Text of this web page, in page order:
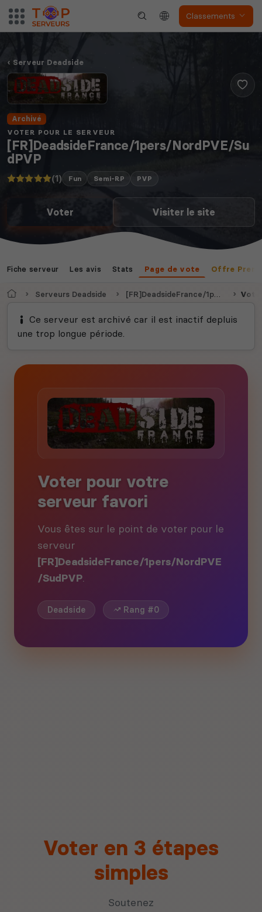
Classements
Serveur Deadside
Archivé
VOTER POUR LE SERVEUR
[FR]DeadsideFrance/1pers/NordPVE/Su
dPVP
(1) Fun Semi-RP PVP
Voter Visiter le site
Fiche serveur Les avis Stats Page de vote Offre
AccueilServeurs Deadside [FR]DeadsideFrance/1pers/NordPVE/SudPVP
Ce serveur est archivé car il est inactif depluis
une trop longue période.
Voter pour votre
serveur favori
Vous êtes sur le point de voter pour le
serveur
[FR]DeadsideFrance/1pers/NordPVE
/SudPVP.
Deadside Rang #0
Voter en 3 étapes
simples
Soutenez